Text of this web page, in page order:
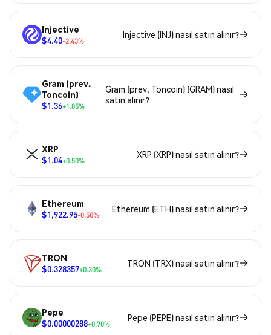
Injective
$4.40-2.43%
Injective (INJ) nasıl satın alınır?
Gram (prev.
Toncoin)
$1.36+1.85%
Gram (prev. Toncoin) (GRAM) nasıl
satın alınır?
XRP
$1.04+0.50%
XRP (XRP) nasıl satın alınır?
Ethereum
$1,922.95-0.50%
Ethereum (ETH) nasıl satın alınır?
TRON
$0.328357+0.30%
TRON (TRX) nasıl satın alınır?
Pepe
$0.00000288+0.70%
Pepe (PEPE) nasıl satın alınır?